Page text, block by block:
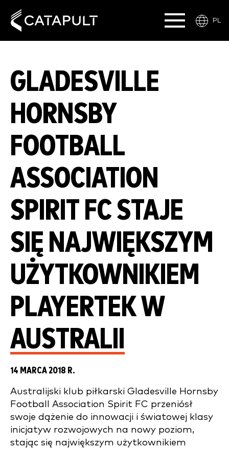
PL
GLADESVILLE
HORNSBY
FOOTBALL
ASSOCIATION
SPIRIT FC STAJE
SIĘ NAJWIĘKSZYM
UŻYTKOWNIKIEM
PLAYERTEK W
AUSTRALII
14 MARCA 2018 R.
Australijski klub piłkarski Gladesville Hornsby
Football Association Spirit FC przeniósł
swoje dążenie do innowacji i światowej klasy
inicjatyw rozwojowych na nowy poziom,
stając się największym użytkownikiem